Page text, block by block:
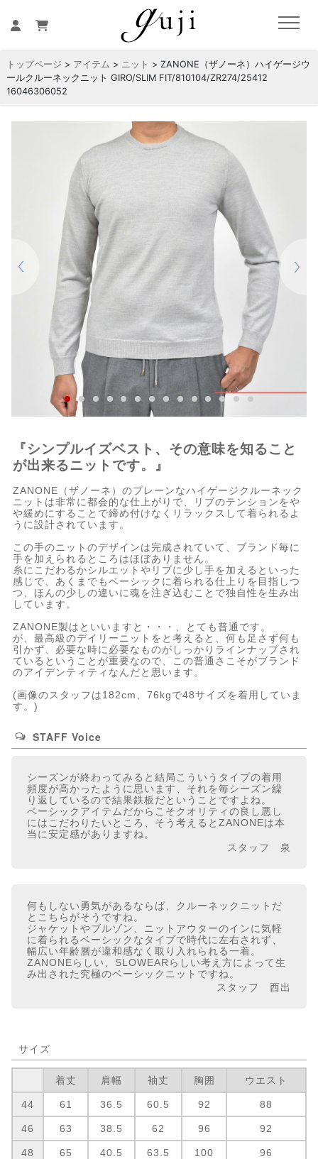
トップページ > アイテム > ニット > ZANONE（ザノーネ）ハイゲージウ
ールクルーネックニット GIRO/SLIM FIT/810104/ZR274/25412
16046306052
『シンプルイズベスト、その意味を知ること
が出来るニットです。』
ZANONE（ザノーネ）のプレーンなハイゲージクルーネック
ニットは非常に都会的な仕上がりで、リブのテンションをや
や緩めにすることで締め付けなくリラックスして着られるよ
うに設計されています。
この手のニットのデザインは完成されていて、ブランド毎に
手を加えられるところはほぼありません。
糸にこだわるかシルエットやリブに少し手を加えるといった
感じで、あくまでもベーシックに着られる仕上りを目指しつ
つ、ほんの少しの違いに魂を注ぎ込むことで独自性を生み出
しています。
ZANONE製はといいますと・・・、とても普通です。
が、最高級のデイリーニットをと考えると、何も足さず何も
引かず、必要な時に必要なものがしっかりラインナップされ
ているということが重要なので、この普通さこそがブランド
のアイデンティティなんだと思います。
(画像のスタッフは182cm、76kgで48サイズを着用していま
す。)
STAFF Voice
シーズンが終わってみると結局こういうタイプの着用
頻度が高かったように思います、それを毎シーズン繰
り返しているので結果鉄板だということですよね。
ベーシックアイテムだからこそクオリティの良し悪し
にはこだわりたいところ、そう考えるとZANONEは本
当に安定感がありますね。
スタッフ 泉
何もしない勇気があるならば、クルーネックニットだ
とこちらがそうですね。
ジャケットやブルゾン、ニットアウターのインに気軽
に着られるベーシックなタイプで時代に左右されず、
幅広い年齢層が違和感なく取り入れられる一着。
ZANONEらしい、SLOWEARらしい考え方によって生
み出された究極のベーシックニットですね。
スタッフ 西出
サイズ
着丈 肩幅 袖丈 胸囲 ウエスト
44 61 36.5 60.5 92 88
46 63 38.5 62 96 92
48 65 40.5 63.5 100 96